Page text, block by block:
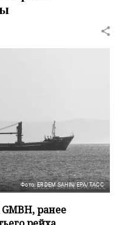
Фото: ERDEM SAHIN/EPA/ТАСС
ранее